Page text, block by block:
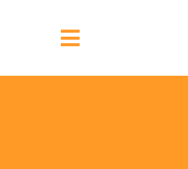
Toggle
Navigation